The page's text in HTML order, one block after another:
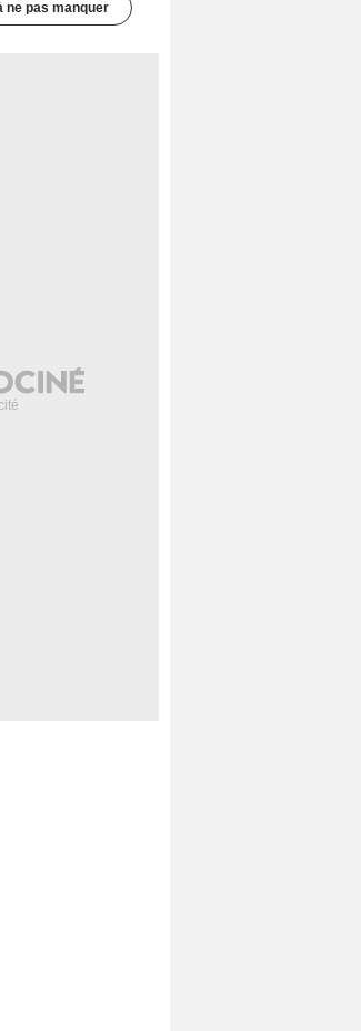
ne pas manquer